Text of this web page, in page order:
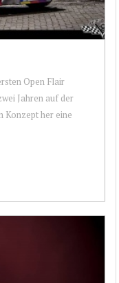
Open Flair
Jahren auf der
Konzept her eine